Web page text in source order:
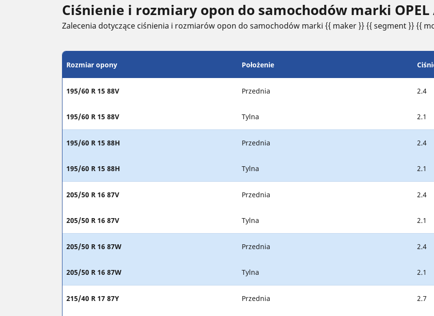
Ciśnienie i rozmiary opon do samochodów marki
Zalecenia dotyczące ciśnienia i rozmiarów opon do samochodów marki {{ maker }} {{ segment }} {{
Rozmiar opony Położenie
195/60 R 15 88V Przednia 2.4
195/60 R 15 88V Tylna 2.1
195/60 R 15 88H Przednia 2.4
195/60 R 15 88H Tylna 2.1
205/50 R 16 87V Przednia 2.4
205/50 R 16 87V Tylna 2.1
205/50 R 16 87W Przednia 2.4
205/50 R 16 87W Tylna 2.1
215/40 R 17 87Y Przednia 2.7